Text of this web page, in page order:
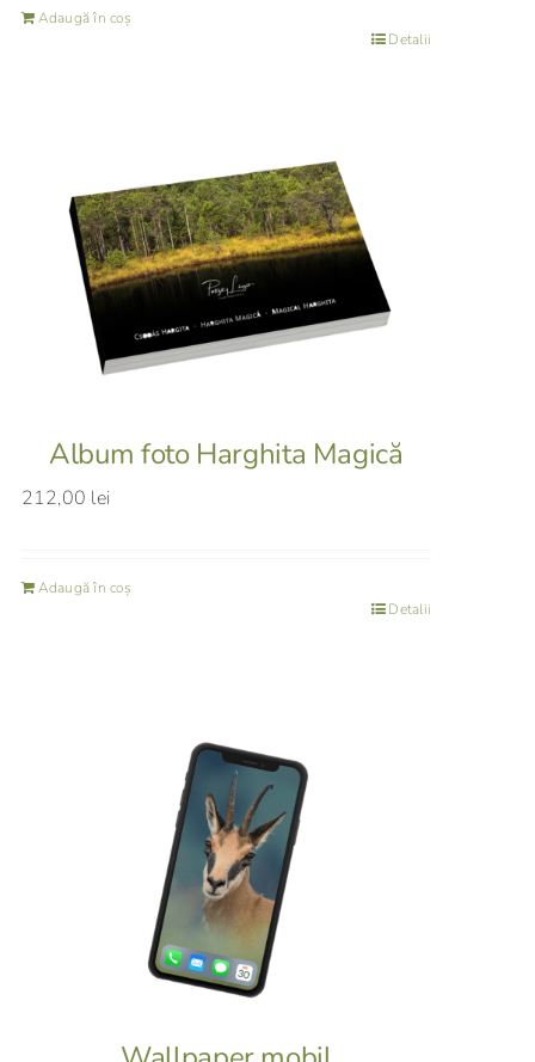
Adaugă în coș
Detalii
Album foto Harghita Magică
212,00 lei
Adaugă în coș
Detalii